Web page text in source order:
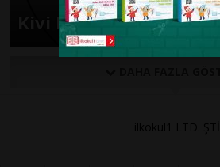
Kivi Boyama Sayfası